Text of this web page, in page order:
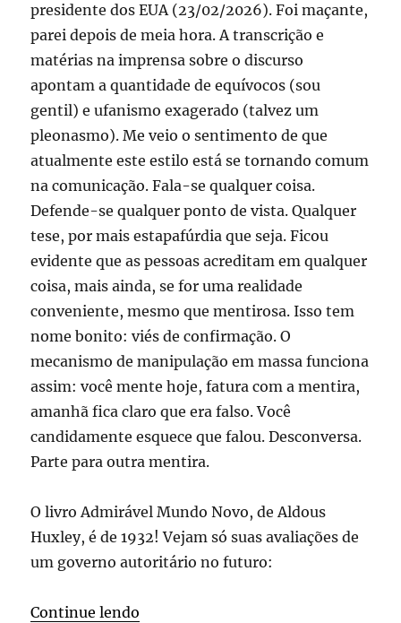
presidente dos EUA (23/02/2026). Foi maçante,
parei depois de meia hora. A transcrição e
matérias na imprensa sobre o discurso
apontam a quantidade de equívocos (sou
gentil) e ufanismo exagerado (talvez um
pleonasmo). Me veio o sentimento de que
atualmente este estilo está se tornando comum
na comunicação. Fala-se qualquer coisa.
Defende-se qualquer ponto de vista. Qualquer
tese, por mais estapafúrdia que seja. Ficou
evidente que as pessoas acreditam em qualquer
coisa, mais ainda, se for uma realidade
conveniente, mesmo que mentirosa. Isso tem
nome bonito: viés de confirmação. O
mecanismo de manipulação em massa funciona
assim: você mente hoje, fatura com a mentira,
amanhã fica claro que era falso. Você
candidamente esquece que falou. Desconversa.
Parte para outra mentira.
O livro Admirável Mundo Novo, de Aldous
Huxley, é de 1932! Vejam só suas avaliações de
um governo autoritário no futuro:
Continue lendo